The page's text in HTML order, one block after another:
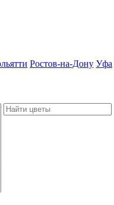
Ростов-на-Дону Уфа